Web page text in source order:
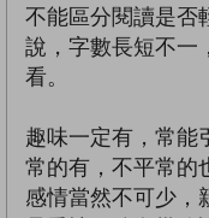
不能區分閱讀是否
說，字數長短不一
看。
趣味一定有，常能
常的有，不平常的
感情當然不可少